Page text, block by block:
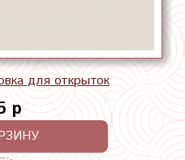
для открыток
р